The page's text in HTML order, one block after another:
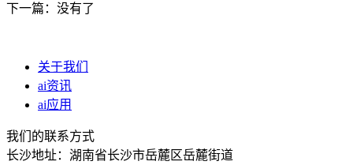
下一篇：没有了
关于我们
ai资讯
ai应用
我们的联系方式
长沙地址：湖南省长沙市岳麓区岳麓街道